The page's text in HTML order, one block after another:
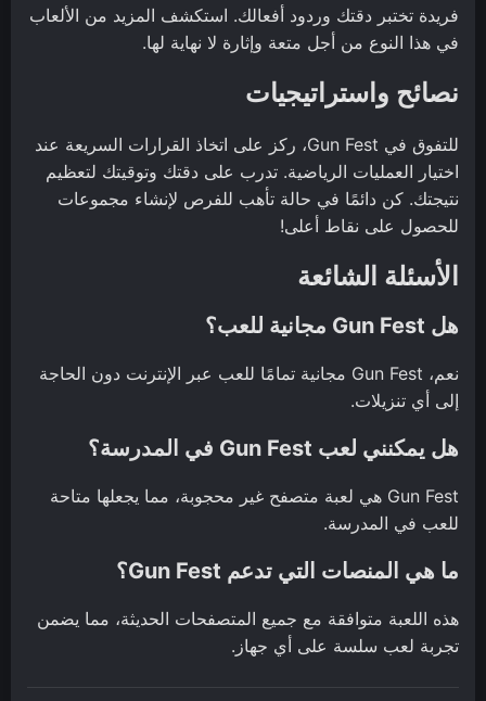
فريدة تختبر دقتك وردود أفعالك. استكشف المزيد من الألعاب
في هذا النوع من أجل متعة وإثارة لا نهاية لها.
نصائح واستراتيجيات
للتفوق في Gun Fest، ركز على اتخاذ القرارات السريعة عند
اختيار العمليات الرياضية. تدرب على دقتك وتوقيتك لتعظيم
نتيجتك. كن دائمًا في حالة تأهب للفرص لإنشاء مجموعات
للحصول على نقاط أعلى!
الأسئلة الشائعة
هل Gun Fest مجانية للعب؟
نعم، Gun Fest مجانية تمامًا للعب عبر الإنترنت دون الحاجة
إلى أي تنزيلات.
هل يمكنني لعب Gun Fest في المدرسة؟
Gun Fest هي لعبة متصفح غير محجوبة، مما يجعلها متاحة
للعب في المدرسة.
ما هي المنصات التي تدعم Gun Fest؟
هذه اللعبة متوافقة مع جميع المتصفحات الحديثة، مما يضمن
تجربة لعب سلسة على أي جهاز.